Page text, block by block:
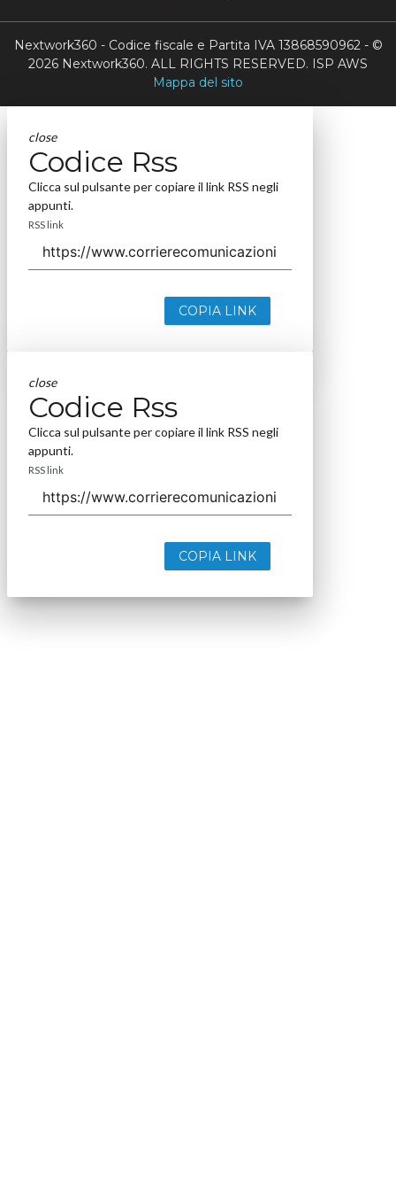
Nextwork360 - Codice fiscale e Partita IVA 13868590962 - ©
2026 Nextwork360. ALL RIGHTS RESERVED. ISP AWS
Mappa del sito
close
Codice Rss
Clicca sul pulsante per copiare il link RSS negli
appunti.
RSS link
COPIA LINK
close
Codice Rss
Clicca sul pulsante per copiare il link RSS negli
appunti.
RSS link
COPIA LINK